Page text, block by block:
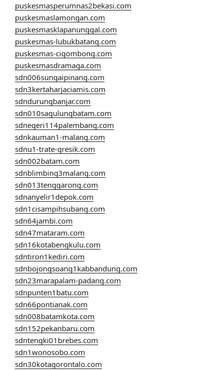
puskesmasperumnas2bekasi.com
puskesmaslamongan.com
puskesmasklapanunggal.com
puskesmas-lubukbatang.com
puskesmas-cigombong.com
puskesmasdramaga.com
sdn006sungaipinang.com
sdn3kertaharjaciamis.com
sdndurungbanjar.com
sdn010sagulungbatam.com
sdnegeri114palembang.com
sdnkauman1-malang.com
sdnu1-trate-gresik.com
sdn002batam.com
sdnblimbing3malang.com
sdn013tenggarong.com
sdnanyelir1depok.com
sdn1cisampihsubang.com
sdn64jambi.com
sdn47mataram.com
sdn16kotabengkulu.com
sdntiron1kediri.com
sdnbojongsoang1kabbandung.com
sdn23marapalam-padang.com
sdnpunten1batu.com
sdn66pontianak.com
sdn008batamkota.com
sdn152pekanbaru.com
sdntengki01brebes.com
sdn1wonosobo.com
sdn30kotagorontalo.com